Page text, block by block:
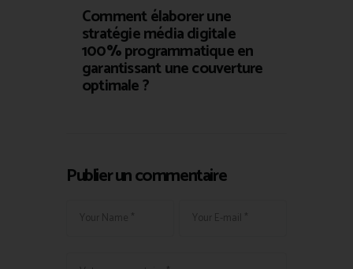
Comment élaborer une
stratégie média digitale
100% programmatique en
garantissant une couverture
optimale ?
Publier un commentaire